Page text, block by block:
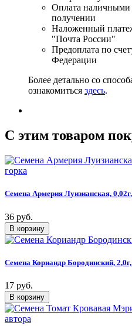
Оплата наличными
получении
Наложенный
"Почта России"
Предоплата по
Федерации
Более детально со
ознакомиться здесь.
C этим товаром
Семена Армерия Луизианская,
36 руб.
Семена Кориандр Бородинский,
17 руб.